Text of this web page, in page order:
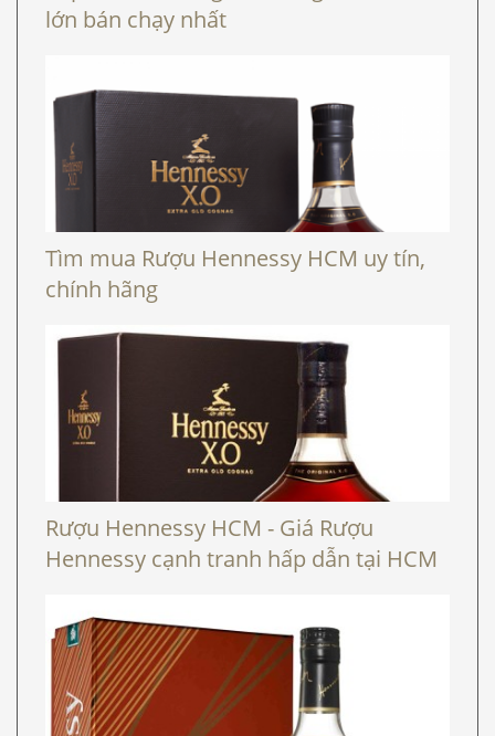
lớn bán chạy nhất
Tìm mua Rượu Hennessy HCM uy tín,
chính hãng
Rượu Hennessy HCM - Giá Rượu
Hennessy cạnh tranh hấp dẫn tại HCM